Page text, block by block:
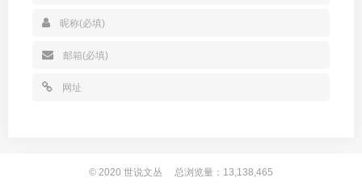
© 2020 世说文丛 总浏览量：13,138,465